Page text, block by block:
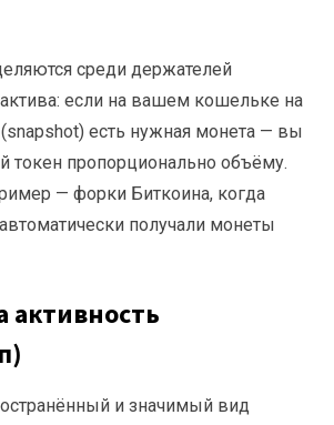
среди держателей
если на вашем кошельке на
есть нужная монета — вы
токен пропорционально объёму.
— форки Биткоина, когда
получали монеты
активность
и значимый вид